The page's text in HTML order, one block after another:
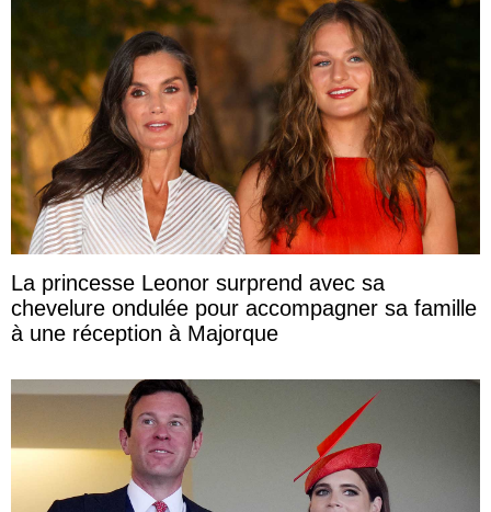
La princesse Leonor surprend avec sa
chevelure ondulée pour accompagner sa famille
à une réception à Majorque